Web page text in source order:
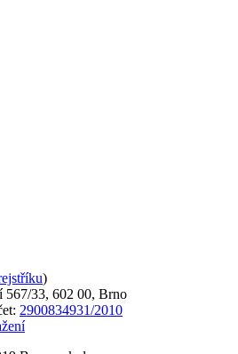
)
567/33, 602 00, Brno
2900834931/2010